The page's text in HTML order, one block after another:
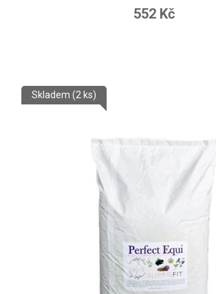
552 Kč
Skladem (2 ks)